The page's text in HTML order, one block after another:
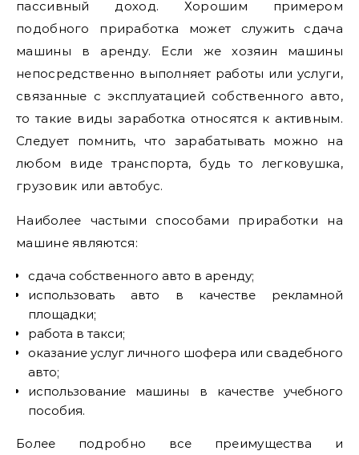
пассивный доход. Хорошим примером
подобного приработка может служить сдача
машины в аренду. Если же хозяин машины
непосредственно выполняет работы или услуги,
связанные с эксплуатацией собственного авто,
то такие виды заработка относятся к активным.
Следует помнить, что зарабатывать можно на
любом виде транспорта, будь то легковушка,
грузовик или автобус.
Наиболее частыми способами приработки на
машине являются:
сдача собственного авто в аренду;
использовать авто в качестве рекламной
площадки;
работа в такси;
оказание услуг личного шофера или свадебного
авто;
использование машины в качестве учебного
пособия.
Более подробно все преимущества и